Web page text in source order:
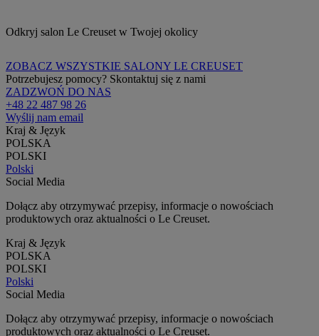
Odkryj salon Le Creuset w Twojej okolicy
ZOBACZ WSZYSTKIE SALONY LE CREUSET
Potrzebujesz pomocy? Skontaktuj się z nami
ZADZWOŃ DO NAS
+48 22 487 98 26
Wyślij nam email
Kraj & Język
POLSKA
POLSKI
Polski
Social Media
Dołącz aby otrzymywać przepisy, informacje o nowościach
produktowych oraz aktualności o Le Creuset.
Kraj & Język
POLSKA
POLSKI
Polski
Social Media
Dołącz aby otrzymywać przepisy, informacje o nowościach
produktowych oraz aktualności o Le Creuset.